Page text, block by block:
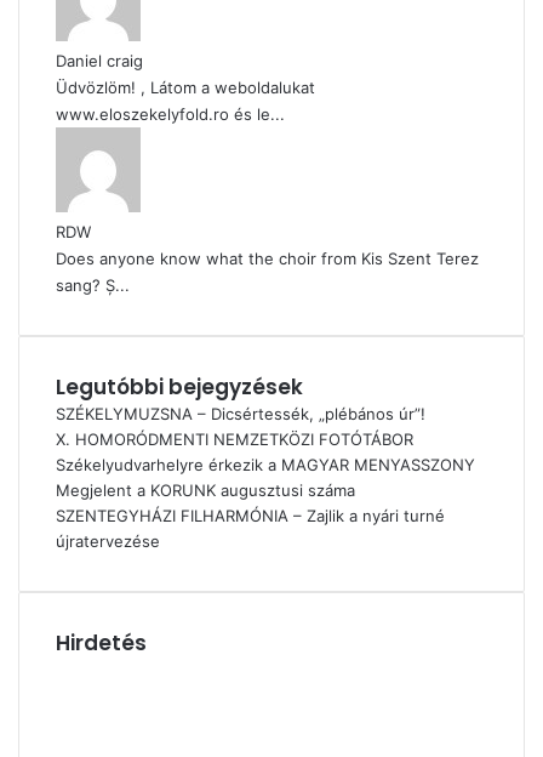
Daniel craig
Üdvözlöm! , Látom a weboldalukat
www.eloszekelyfold.ro és le...
RDW
Does anyone know what the choir from Kis Szent Terez
sang? Ș...
Legutóbbi bejegyzések
SZÉKELYMUZSNA – Dicsértessék, „plébános úr”!
X. HOMORÓDMENTI NEMZETKÖZI FOTÓTÁBOR
Székelyudvarhelyre érkezik a MAGYAR MENYASSZONY
Megjelent a KORUNK augusztusi száma
SZENTEGYHÁZI FILHARMÓNIA – Zajlik a nyári turné
újratervezése
Hirdetés